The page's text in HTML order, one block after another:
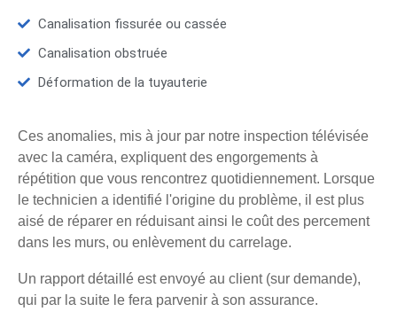
Canalisation fissurée ou cassée
Canalisation obstruée
Déformation de la tuyauterie
Ces anomalies, mis à jour par notre inspection télévisée
avec la caméra, expliquent des engorgements à
répétition que vous rencontrez quotidiennement. Lorsque
le technicien a identifié l'origine du problème, il est plus
aisé de réparer en réduisant ainsi le coût des percement
dans les murs, ou enlèvement du carrelage.
Un rapport détaillé est envoyé au client (sur demande),
qui par la suite le fera parvenir à son assurance.